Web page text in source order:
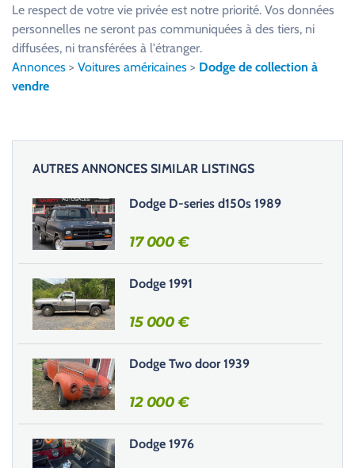
e
s
e
r
c
e
c
h
a
m
p
v
i
d
e
.
Le respect de votre vie privée est notre priorité. Vos données
personnelles ne seront pas communiquées à des tiers, ni
diffusées, ni transférées à l'étranger.
Annonces > Voitures américaines > Dodge de collection à
vendre
AUTRES ANNONCES SIMILAR LISTINGS
Dodge D-series d150s 1989
17 000€
Dodge 1991
15 000€
Dodge Two door 1939
12 000€
Dodge 1976